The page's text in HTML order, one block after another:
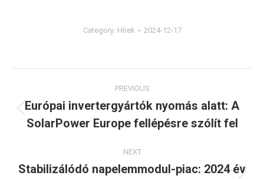
Category: Hírek 2024-12-17
navigation
PREVIOUS
Previous
post:
Európai invertergyártók nyomás alatt: A
SolarPower Europe fellépésre szólít fel
NEXT
Stabilizálódó napelemmodul-piac: 2024 év